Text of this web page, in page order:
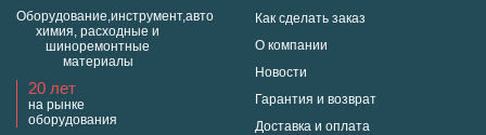
Оборудование,инструмент,авто
химия, расходные и
шиноремонтные
материалы
20 лет
на рынке
оборудования
Как сделать заказ
О компании
Новости
Гарантия и возврат
Доставка и оплата